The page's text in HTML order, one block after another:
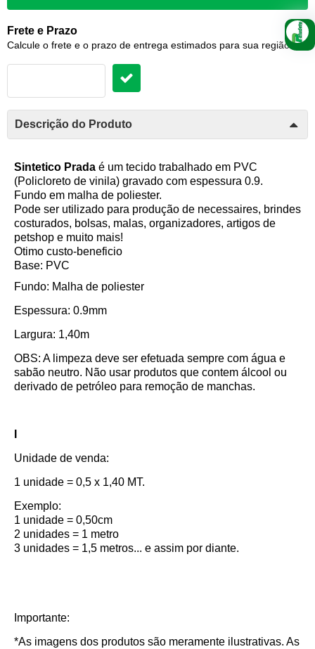
Frete e Prazo
Calcule o frete e o prazo de entrega estimados para sua região:
Descrição do Produto
Sintetico Prada é um tecido trabalhado em PVC
(Policloreto de vinila) gravado com espessura 0.9.
Fundo em malha de poliester.
Pode ser utilizado para produção de necessaires, brindes
costurados, bolsas, malas, organizadores, artigos de
petshop e muito mais!
Otimo custo-beneficio
Base: PVC
Fundo: Malha de poliester
Espessura: 0.9mm
Largura: 1,40m
OBS: A limpeza deve ser efetuada sempre com água e
sabão neutro. Não usar produtos que contem álcool ou
derivado de petróleo para remoção de manchas.
Unidade de venda:
1 unidade = 0,5 x 1,40 MT.
Exemplo:
1 unidade = 0,50cm
2 unidades = 1 metro
3 unidades = 1,5 metros... e assim por diante.
Importante:
*As imagens dos produtos são meramente ilustrativas. As